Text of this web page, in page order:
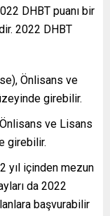
DHBT puanı bir
2022 DHBT
Önlisans ve
girebilir.
ve Lisans
girebilir.
yıl içinden mezun
da 2022
başvurabilir